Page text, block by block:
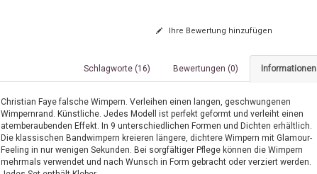
Ihre Bewertung hinzufügen
Informationen
Bewertungen (0)
Schlagworte (16)
Christian Faye falsche Wimpern. Verleihen einen langen, geschwungenen
Wimpernrand. Künstliche. Jedes Modell ist perfekt geformt und verleiht einen
atemberaubenden Effekt. In 9 unterschiedlichen Formen und Dichten erhältlich.
Die klassischen Bandwimpern kreieren längere, dichtere Wimpern mit Glamour-
Feeling in nur wenigen Sekunden. Bei sorgfältiger Pflege können die Wimpern
mehrmals verwendet und nach Wunsch in Form gebracht oder verziert werden.